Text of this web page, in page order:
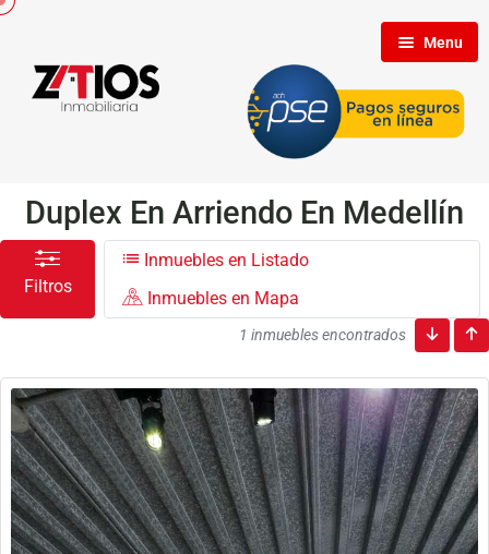
Menu
Inicio
Propietarios
Arrendatarios
Contáctenos
Duplex En Arriendo En Medellín
Filtros
Inmuebles en Listado
Inmuebles en Mapa
1 inmuebles encontrados